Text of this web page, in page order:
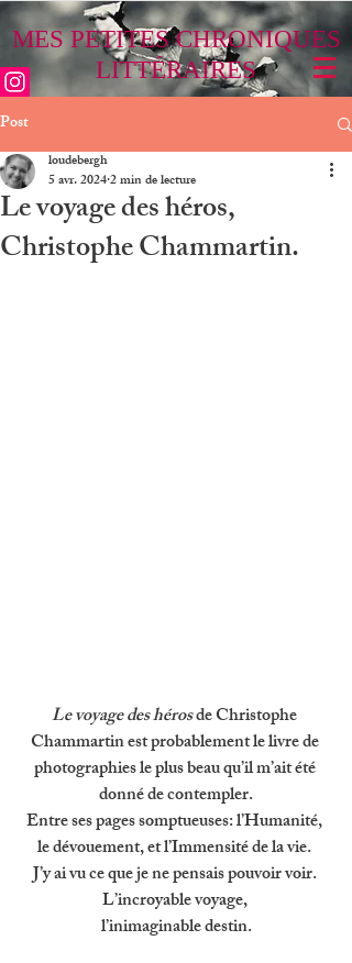
MES PETITES CHRONIQUES
LITTÉRAIRES
Post
Le voyage des héros,
Christophe Chammartin.
loudebergh
5 avr. 20242 min de lecture
Le voyage des héros de Christophe
Chammartin est probablement le livre de
photographies le plus beau qu’il m’ait été
donné de contempler.
Entre ses pages somptueuses: l’Humanité,
le dévouement, et l’Immensité de la vie.
J’y ai vu ce que je ne pensais pouvoir voir.
L’incroyable voyage,
l’inimaginable destin.